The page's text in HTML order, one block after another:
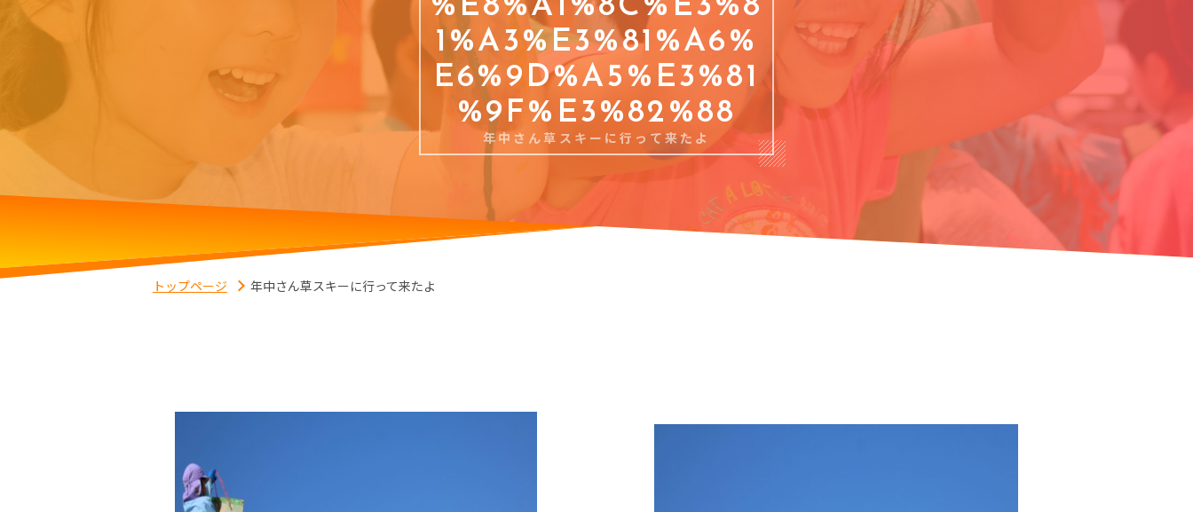
%E8%A1%8C%E3%8
1%A3%E3%81%A6%
E6%9D%A5%E3%81
%9F%E3%82%88
年中さん草スキーに行って来たよ
トップページ 年中さん草スキーに行って来たよ